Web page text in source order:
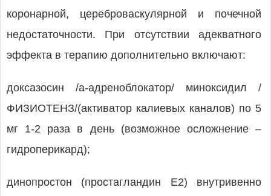
коронарной, цереброваскулярной и почечной
недостаточности. При отсутствии адекватного
эффекта в терапию дополнительно включают:
доксазосин /а-адреноблокатор/ миноксидил /
ФИЗИОТЕНЗ/(активатор калиевых каналов) по 5
мг 1-2 раза в день (возможное осложнение –
гидроперикард);
динопростон (простагландин Е2) внутривенно